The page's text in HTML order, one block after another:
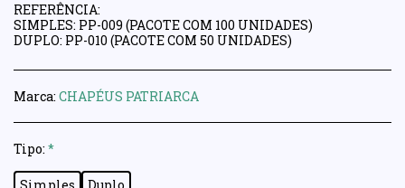
REFERÊNCIA:
SIMPLES: PP-009 (PACOTE COM 100 UNIDADES)
DUPLO: PP-010 (PACOTE COM 50 UNIDADES)
Marca: CHAPÉUS PATRIARCA
Tipo: *